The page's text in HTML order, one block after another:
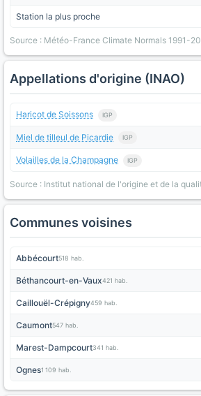
Station la plus proche
Source : Météo-France Climate Normals 1991-
Appellations d'origine (INAO)
Haricot de Soissons IGP
Miel de tilleul de Picardie IGP
Volailles de la Champagne IGP
Source : Institut national de l'origine et de la
Communes voisines
Abbécourt518 hab.
Béthancourt-en-Vaux421 hab.
Caillouël-Crépigny459 hab.
Caumont547 hab.
Marest-Dampcourt341 hab.
Ognes1 109 hab.